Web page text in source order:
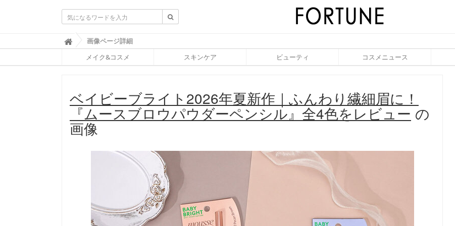
ふ
ぉ
ち
(
F
R
T
画像ページ詳細
メイク&コスメ スキンケア ビューティ コスメニュース
ベイビーブライト2026年夏新作｜ふんわり繊細眉に！
『ムースブロウパウダーペンシル』全4色をレビュー の
画像